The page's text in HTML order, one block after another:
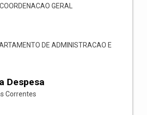
GERAL
DE ADMINISTRACAO E
Despesa
Correntes